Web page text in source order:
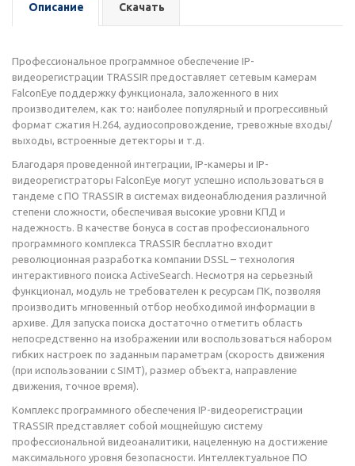
Описание Скачать
Профессиональное программное обеспечение IP-
видеорегистрации TRASSIR предоставляет сетевым камерам
FalconEye поддержку функционала, заложенного в них
производителем, как то: наиболее популярный и прогрессивный
формат сжатия H.264, аудиосопровождение, тревожные входы/
выходы, встроенные детекторы и т.д.
Благодаря проведенной интеграции, IP-камеры и IP-
видеорегистраторы FalconEye могут успешно использоваться в
тандеме с ПО TRASSIR в системах видеонаблюдения различной
степени сложности, обеспечивая высокие уровни КПД и
надежность. В качестве бонуса в состав профессионального
программного комплекса TRASSIR бесплатно входит
революционная разработка компании DSSL – технология
интерактивного поиска ActiveSearch. Несмотря на серьезный
функционал, модуль не требователен к ресурсам ПК, позволяя
производить мгновенный отбор необходимой информации в
архиве. Для запуска поиска достаточно отметить область
непосредственно на изображении или воспользоваться набором
гибких настроек по заданным параметрам (скорость движения
(при использовании с SIMT), размер объекта, направление
движения, точное время).
Комплекс программного обеспечения IP-видеорегистрации
TRASSIR представляет собой мощнейшую систему
профессиональной видеоаналитики, нацеленную на достижение
максимального уровня безопасности. Интеллектуальное ПО